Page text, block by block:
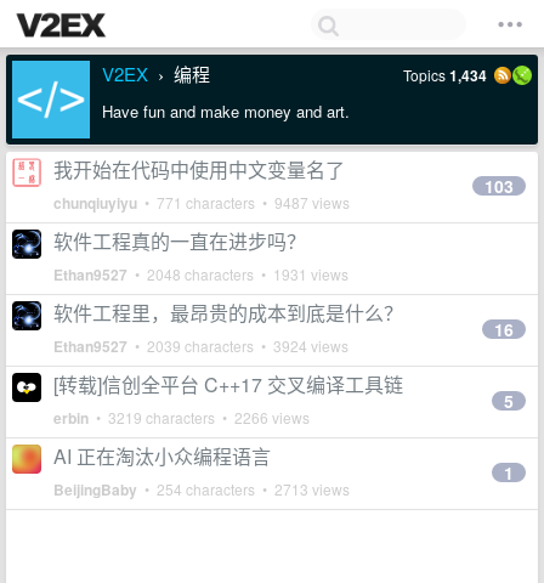
V2EX › 编程 Topics1,434
Have fun and make money and art.
我开始在代码中使用中文变量名了
chunqiuyiyu • 771 characters • 9487 views
103
软件工程真的一直在进步吗？
Ethan9527 • 2048 characters • 1931 views
软件工程里，最昂贵的成本到底是什么？
Ethan9527 • 2039 characters • 3924 views
16
[转载]信创全平台 C++17 交叉编译工具链
erbin • 3219 characters • 2266 views
5
AI 正在淘汰小众编程语言
BeijingBaby • 254 characters • 2713 views
1